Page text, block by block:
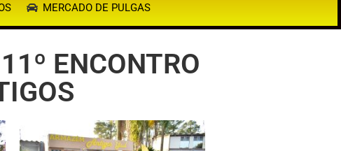
MERCADO DE PULGAS
ENCONTRO